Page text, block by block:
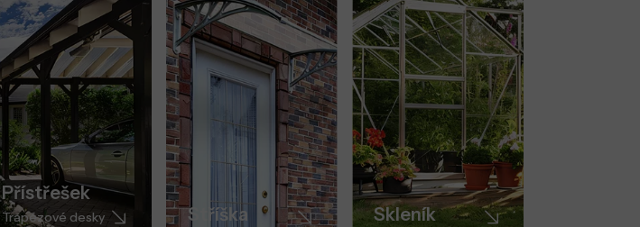
Přístřešek
Trapézové desky Stříška Skleník